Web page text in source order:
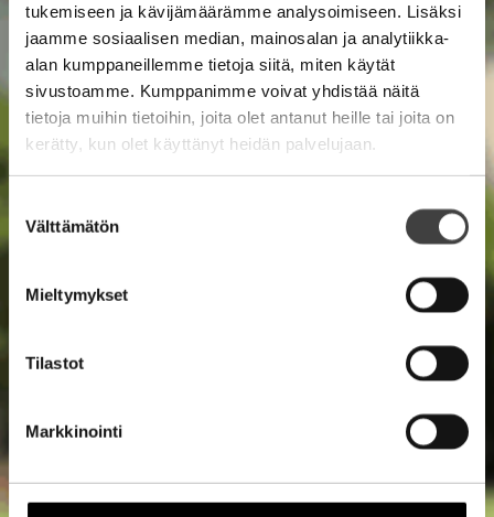
tukemiseen ja kävijämäärämme analysoimiseen. Lisäksi
jaamme sosiaalisen median, mainosalan ja analytiikka-
alan kumppaneillemme tietoja siitä, miten käytät
sivustoamme. Kumppanimme voivat yhdistää näitä
tietoja muihin tietoihin, joita olet antanut heille tai joita on
kerätty, kun olet käyttänyt heidän palvelujaan.
valinta
Välttämätön
Mieltymykset
Tilastot
Markkinointi